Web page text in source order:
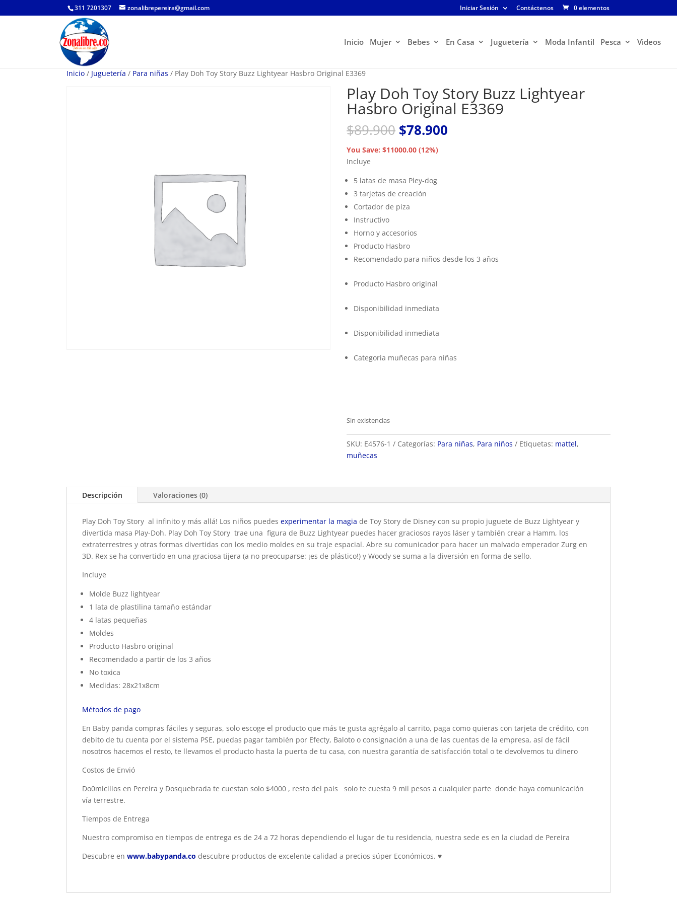
311 7201307 zonalibrepereira@gmail.com Iniciar Sesión Contáctenos 0 elementos
Inicio Mujer Bebes En Casa Juguetería Moda Infantil Pesca Videos
Inicio / Juguetería / Para niñas / Play Doh Toy Story Buzz Lightyear Hasbro Original E3369
Play Doh Toy Story Buzz Lightyear
Hasbro Original E3369
$89.900 El
precio
original
$89.900.
$78.900
You Save: $11000.00 (12%)
Incluye
5 latas de masa Pley-dog
3 tarjetas de creación
Cortador de piza
Instructivo
Horno y accesorios
Producto Hasbro
Recomendado para niños desde los 3 años
Producto Hasbro original
Disponibilidad inmediata
Disponibilidad inmediata
Categoria muñecas para niñas
Sin existencias
SKU: E4576-1 Categorías: Para niñas, Para niños Etiquetas: mattel,
muñecas
Descripción Valoraciones (0)
Play Doh Toy Story al infinito y más allá! Los niños puedes experimentar la magia de Toy Story de Disney con su propio juguete de Buzz Lightyear y
divertida masa Play-Doh. Play Doh Toy Story trae una figura de Buzz Lightyear puedes hacer graciosos rayos láser y también crear a Hamm, los
extraterrestres y otras formas divertidas con los medio moldes en su traje espacial. Abre su comunicador para hacer un malvado emperador Zurg en
3D. Rex se ha convertido en una graciosa tijera (a no preocuparse: ¡es de plástico!) y Woody se suma a la diversión en forma de sello.
Incluye
Molde Buzz lightyear
1 lata de plastilina tamaño estándar
4 latas pequeñas
Moldes
Producto Hasbro original
Recomendado a partir de los 3 años
No toxica
Medidas: 28x21x8cm
Métodos de pago
En Baby panda compras fáciles y seguras, solo escoge el producto que más te gusta agrégalo al carrito, paga como quieras con tarjeta de crédito, con
debito de tu cuenta por el sistema PSE, puedas pagar también por Efecty, Baloto o consignación a una de las cuentas de la empresa, así de fácil
nosotros hacemos el resto, te llevamos el producto hasta la puerta de tu casa, con nuestra garantía de satisfacción total o te devolvemos tu dinero
Costos de Envió
Do0micilios en Pereira y Dosquebrada te cuestan solo $4000 , resto del pais solo te cuesta 9 mil pesos a cualquier parte donde haya comunicación
vía terrestre.
Tiempos de Entrega
Nuestro compromiso en tiempos de entrega es de 24 a 72 horas dependiendo el lugar de tu residencia, nuestra sede es en la ciudad de Pereira
Descubre en www.babypanda.co descubre productos de excelente calidad a precios súper Económicos. ♥